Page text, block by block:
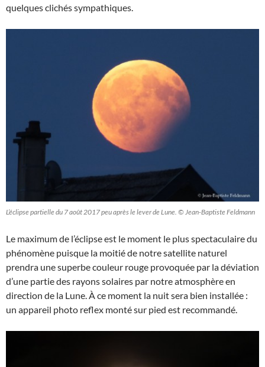
quelques clichés sympathiques.
L’éclipse partielle du 7 août 2017 peu après le lever de Lune. © Jean-Baptiste Feldmann
Le maximum de l’éclipse est le moment le plus spectaculaire du
phénomène puisque la moitié de notre satellite naturel
prendra une superbe couleur rouge provoquée par la déviation
d’une partie des rayons solaires par notre atmosphère en
direction de la Lune. À ce moment la nuit sera bien installée :
un appareil photo reflex monté sur pied est recommandé.